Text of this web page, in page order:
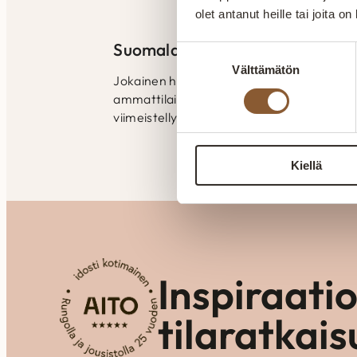
olet antanut heille tai joita
Suostumuksen
Välttämätön
Kiellä
Suomalaista laatutyötä
Jokainen huonekalu valmistetaan
ammattilaisten käsissä. Laatu näkyy
viimeistellyissä yksityiskohdissa.